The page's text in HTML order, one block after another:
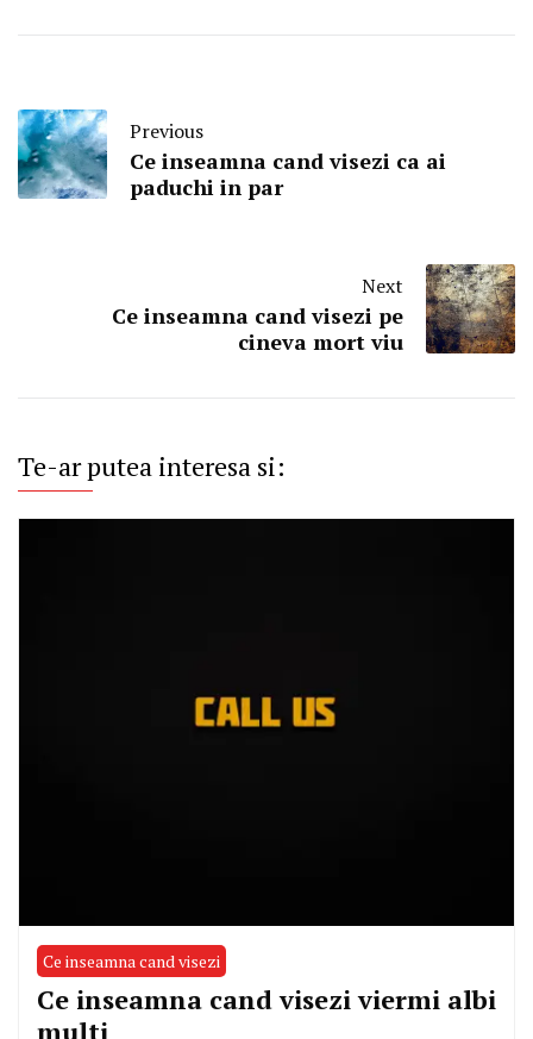
Previous
Ce inseamna cand visezi ca ai
paduchi in par
Next
Ce inseamna cand visezi pe
cineva mort viu
Te-ar putea interesa si:
Ce inseamna cand visezi
Ce inseamna cand visezi viermi albi
multi